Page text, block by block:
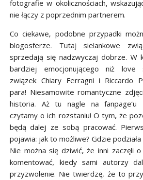
fotografie w okolicznościach,
nie łączy z poprzednim partnerem.
Co ciekawe, podobne przypadki
blogosferze. Tutaj sielankowe
sprzedają się nadzwyczaj dobrze. W
bardziej emocjonującego niż love
związek Chiary Ferragni i Riccardo
para! Niesamowite romantyczne
historia. Aż tu nagle na fanpage’u
czytamy o ich rozstaniu! O tym, że
będą dalej ze sobą pracować.
pojawia: jak to możliwe? Gdzie podziała
Nie można się dziwić, że inni zaczęli
komentować, kiedy sami autorzy
przyzwolenie. Nie twierdzę, że to